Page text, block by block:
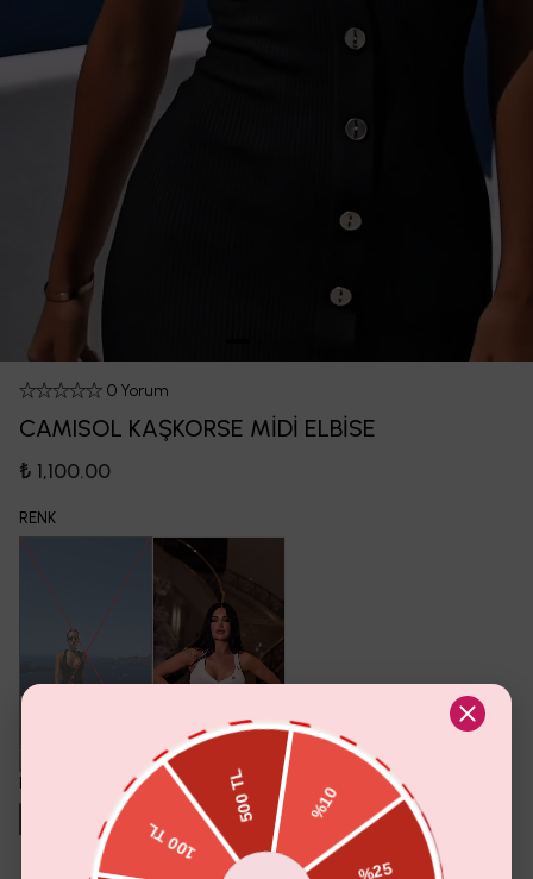
0 Yorum
CAMISOL KAŞKORSE MİDİ ELBİSE
₺ 1,100.00
RENK
L